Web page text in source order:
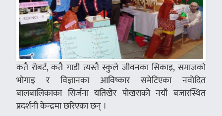
कतै रोबर्ट, कतै गाडी त्यस्तै स्कुले जीवनका सिकाइ, समाजको
भोगाइ र विज्ञानका आविष्कार समेटिएका नवोदित
बालबालिकाका सिर्जना यतिखेर पोखराको नयाँ बजारस्थित
प्रदर्शनी केन्द्रमा छरिएका छन् ।